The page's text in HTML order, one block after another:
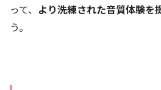
って、 より洗練された音質体験を
う。